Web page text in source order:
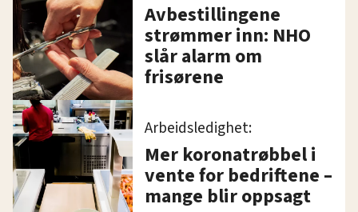
Avbestillingene
strømmer inn: NHO
slår alarm om
frisørene
Arbeidsledighet:
Mer koronatrøbbel i
vente for bedriftene –
mange blir oppsagt